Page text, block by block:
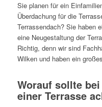
Sie planen für ein
Überdachung für die
Terrassendach? Sie haben
eine Neugestaltung der
Richtig, denn wir sind
Wilken und haben ein
Worauf sollte
einer Terrasse